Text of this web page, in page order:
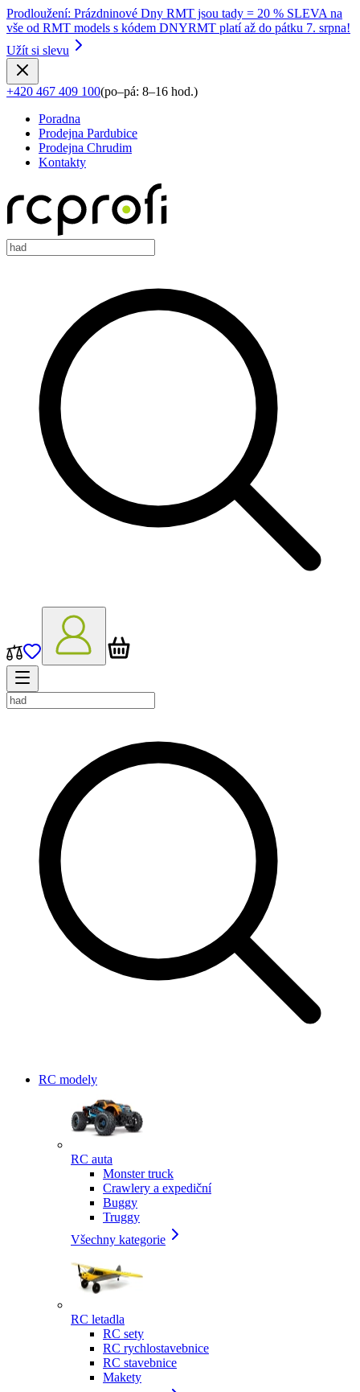
Prodloužení: Prázdninové Dny RMT jsou tady = 20 % SLEVA na
vše od RMT models s kódem DNYRMT platí až do pátku 7. srpna!
Užít si slevu
+420 467 409 100(po–pá: 8–16 hod.)
Poradna
Prodejna Pardubice
Prodejna Chrudim
Kontakty
RC modely
RC auta
Monster truck
Crawlery a expediční
Buggy
Truggy
Všechny kategorie
RC letadla
RC sety
RC rychlostavebnice
RC stavebnice
Makety